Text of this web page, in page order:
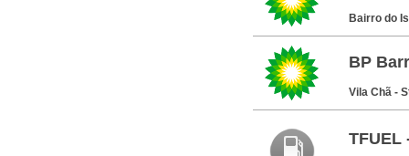
Bairro do
BP
Vila Chã -
TFUEL